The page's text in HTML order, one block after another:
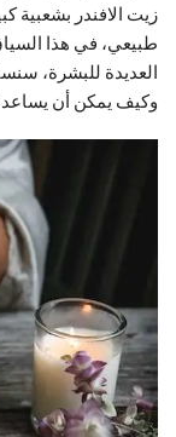
زيت الافندر بشعبية
طبيعي، في هذا
العديدة للبشرة،
وكيف يمكن أن